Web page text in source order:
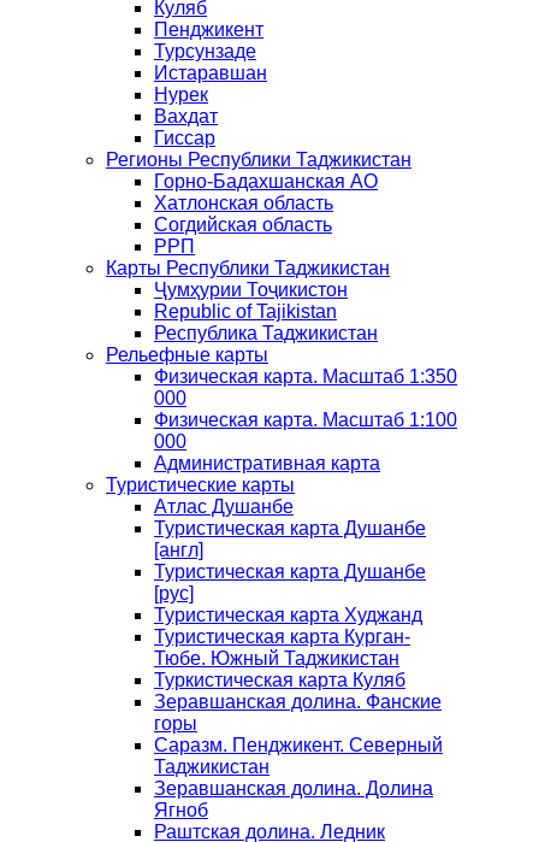
Куляб
Пенджикент
Турсунзаде
Истаравшан
Нурек
Вахдат
Гиссар
Регионы Республики Таджикистан
Горно-Бадахшанская АО
Хатлонская область
Согдийская область
РРП
Карты Республики Таджикистан
Ҷумҳурии Тоҷикистон
Republic of Tajikistan
Республика Таджикистан
Рельефные карты
Физическая карта. Масштаб 1:350
000
Физическая карта. Масштаб 1:100
000
Административная карта
Туристические карты
Атлас Душанбе
Туристическая карта Душанбе
[англ]
Туристическая карта Душанбе
[рус]
Туристическая карта Худжанд
Туристическая карта Курган-
Тюбе. Южный Таджикистан
Туркистическая карта Куляб
Зеравшанская долина. Фанские
горы
Саразм. Пенджикент. Северный
Таджикистан
Зеравшанская долина. Долина
Ягноб
Раштская долина. Ледник